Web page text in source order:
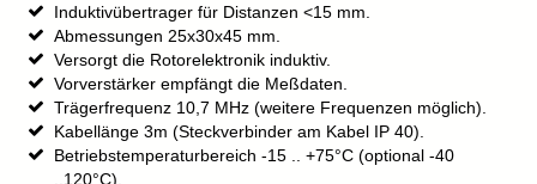
Induktivübertrager für Distanzen <15 mm.
Abmessungen 25x30x45 mm.
Versorgt die Rotorelektronik induktiv.
Vorverstärker empfängt die Meßdaten.
Trägerfrequenz 10,7 MHz (weitere Frequenzen möglich).
Kabellänge 3m (Steckverbinder am Kabel IP 40).
Betriebstemperaturbereich -15 .. +75°C (optional -40
..120°C).